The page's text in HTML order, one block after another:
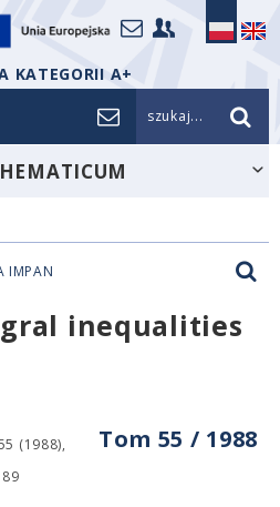
KATEGORII A+
szukaj...
IMPAN
inequalities
Tom 55 / 1988
(1988),